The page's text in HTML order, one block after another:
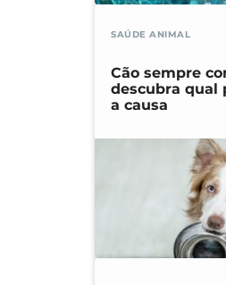
SAÚDE ANIMAL
Cão sempre
descubra qual
a causa